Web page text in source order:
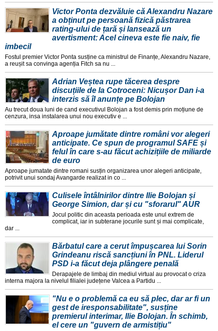
Victor Ponta dezvăluie că Alexandru Nazare
a obținut pe persoană fizică păstrarea
rating-ului de țară și lansează un
avertisment: Acel cineva este fie naiv, fie
imbecil
Fostul premier Victor Ponta susține ca ministrul de Finanțe, Alexandru Nazare,
a reușit sa convinga agenția Fitch sa nu ...
Adrian Veștea rupe tăcerea despre
discuțiile de la Cotroceni: Nicușor Dan i-a
interzis să îl anunțe pe Bolojan
Au trecut doua luni de cand executivul Bolojan a fost demis prin moțiune de
cenzura, insa instalarea unui nou executiv e ...
Aproape jumătate dintre români vor alegeri
anticipate. Ce spun de programul SAFE și
felul în care s-au făcut achizițiile de miliarde
de euro
Aproape jumatate dintre romani susțin organizarea unor alegeri anticipate,
potrivit unui sondaj Avangarde realizat in co ...
Culisele întâlnirilor dintre Ilie Bolojan și
George Simion, dar și cu "sforarul" AUR
Jocul politic din aceasta perioada este unul extrem de
complicat, iar in subterane jocurile sunt și mai complicate,
dar ...
Bărbatul care a cerut împușcarea lui Sorin
Grindeanu riscă sancțiuni în PNL. Liderul
PSD i-a făcut deja plângere penală
Derapajele de limbaj din mediul virtual au provocat o criza
interna majora la nivelul filialei județene Valcea a Partidu ...
"Nu e o problemă ca eu să plec, dar ar fi un
gest de iresponsabilitate", susține
premierul interimar, Ilie Bolojan. În schimb,
el cere un "guvern de armistițiu"